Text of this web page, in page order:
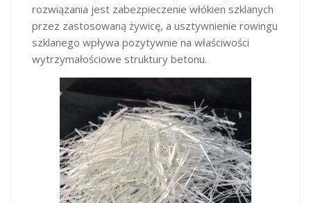
rozwiązania jest zabezpieczenie włókien szklanych
przez zastosowaną żywicę, a usztywnienie rowingu
szklanego wpływa pozytywnie na właściwości
wytrzymałościowe struktury betonu.